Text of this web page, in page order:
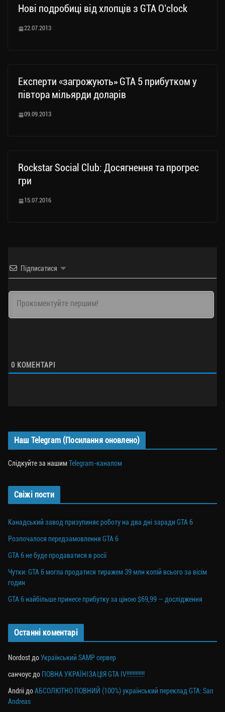
Нові подробиці від хлопців з GTA O’clock
22.07.2013
Експерти «загрожують» GTA 5 прибутком у
півтора мільярди доларів
09.09.2013
Rockstar Social Club: Досягнення та прогрес
гри
15.07.2016
Підписатися
0 КОМЕНТАРІ
Наш Telegram (Посилання оновлено)
Слідкуйте за нашимTelegram-каналом
Свіжі пости
Канадський завод призупиняє роботу на два дні заради GTA 6
Розпочалося передзамовлення GTA 6
GTA 6 не буде продаватися в росії
Чутки: GTA 6 могла продатися тиражем 39 млн копій всього за вісім
годин
GTA 6 найбільше принесе прибутку за ціною $69,99 — дослідження
Останні коментарі
NordostдоУкраїнський SAMP сервер
санчоусдо ПОВНА УКРАЇНІЗАЦІЯ GTA IV!!!!!!!!!!!!
AndriiдоАБСОЛЮТНО ПОВНИЙ (100%) український переклад GTA: San
Andreas